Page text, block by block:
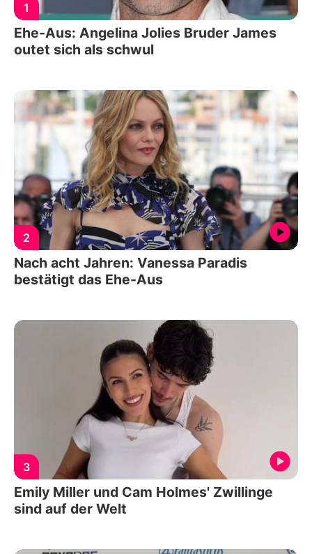
1
Ehe-Aus: Angelina Jolies Bruder James
outet sich als schwul
2
Nach acht Jahren: Vanessa Paradis
bestätigt das Ehe-Aus
3
Emily Miller und Cam Holmes' Zwillinge
sind auf der Welt